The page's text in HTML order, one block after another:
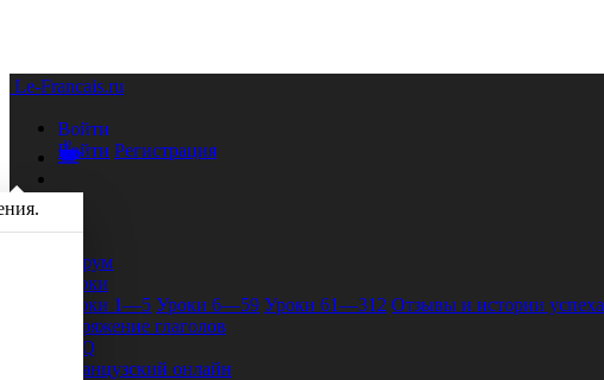
Le-Francais.ru
Войти
Войти Регистрация
Форум
Уроки
Уроки 1—5 Уроки 6—59 Уроки 61—312 Отзывы и истории успеха
Спряжение глаголов
FAQ
Французский онлайн